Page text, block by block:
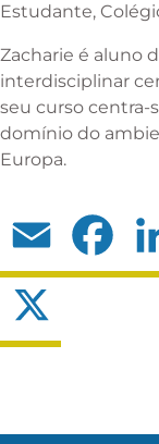
Estudante,
Zacharie é aluno
interdisciplinar
seu curso centra-
domínio do
Europa.
Email